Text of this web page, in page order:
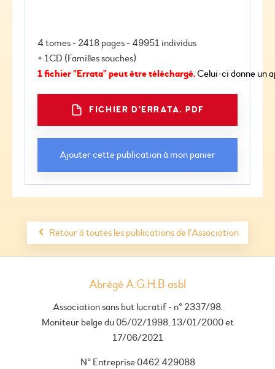
1 fichier "Errata" peut être téléchargé. Celui-ci donne un
FICHIER D’ERRATA. PDF
Retour à toutes les publications de l'Association
Abrégé A.G.H.B asbl
Association sans but lucratif - n° 2337/98.
Moniteur belge du 05/02/1998, 13/01/2000 et
17/06/2021
N° Entreprise 0462 429088